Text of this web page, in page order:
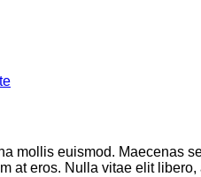
mollis euismod. Maecenas
at eros. Nulla vitae elit libero,